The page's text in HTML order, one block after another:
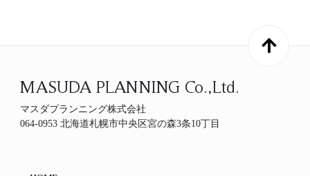
MASUDA PLANNING Co.,Ltd.
マスダプランニング株式会社
064-0953 北海道札幌市中央区宮の森3条10丁目